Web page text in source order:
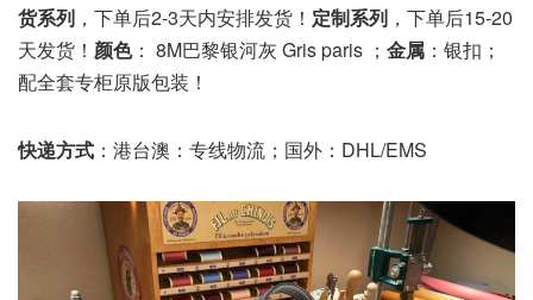
货系列 ，下单后2-3天内安排发货！ 定制系列 ，下单后15-20
天发货！ 颜色： 8M巴黎银河灰 Gris paris ； 金属 ：银扣；
配全套专柜原版包装！
快递方式 ：港台澳：专线物流；国外：DHL/EMS